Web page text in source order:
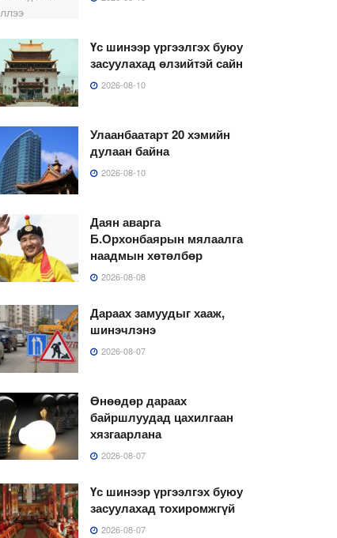
Үс шинээр үргээлгэх буюу
засуулахад өлзийтэй сайн
2026-08-10
Улаанбаатарт 20 хэмийн
дулаан байна
2026-08-10
Даян аварга
Б.Орхонбаярын мялаалга
наадмын хөтөлбөр
2026-08-08
Дараах замуудыг хааж,
шинэчлэнэ
2026-08-07
Өнөөдөр дараах
байршлуудад цахилгаан
хязгаарлана
2026-08-07
Үс шинээр үргээлгэх буюу
засуулахад тохиромжгүй
2026-08-07